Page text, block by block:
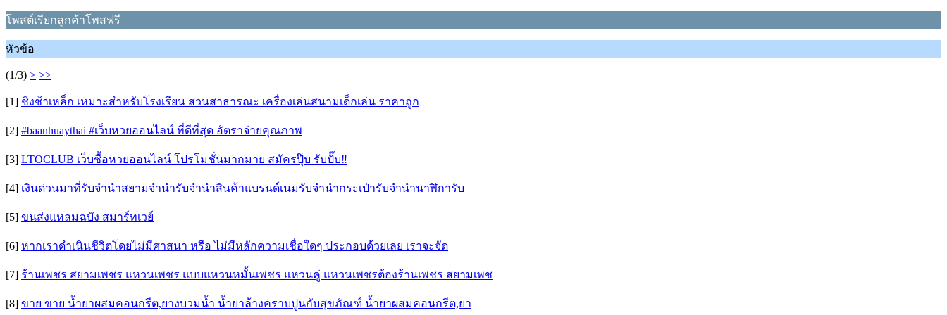
โพสต์เรียกลูกค้าโพสฟรี
หัวข้อ
(1/3) > >>
[1] ชิงช้าเหล็ก เหมาะสำหรับโรงเรียน สวนสาธารณะ เครื่องเล่นสนามเด็กเล่น ราคาถูก
[2] #baanhuaythai #เว็บหวยออนไลน์ ที่ดีที่สุด อัตราจ่ายคุณภาพ
[3] LTOCLUB เว็บซื้อหวยออนไลน์ โปรโมชั่นมากมาย สมัครปุ๊บ รับปั๊บ‼️
[4] เงินด่วนมาที่รับจำนำสยามจำนำรับจำนำสินค้าแบรนด์เนมรับจำนำกระเป๋ารับจำนำนาฬิการับ
[5] ขนส่งแหลมฉบัง สมาร์ทเวย์
[6] หากเราดำเนินชีวิตโดยไม่มีศาสนา หรือ ไม่มีหลักความเชื่อใดๆ ประกอบด้วยเลย เราจะจัด
[7] ร้านเพชร สยามเพชร แหวนเพชร แบบแหวนหมั้นเพชร แหวนคู่ แหวนเพชรต้องร้านเพชร สยามเพช
[8] ขาย ขาย น้ำยาผสมคอนกรีต,ยางบวมน้ำ น้ำยาล้างคราบปูนกับสุขภัณฑ์ น้ำยาผสมคอนกรีต,ยา